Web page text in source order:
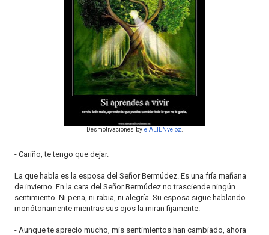
o
n
Desmotivaciones by elALIENveloz.
- Cariño, te tengo que dejar.
La que habla es la esposa del Señor Bermúdez. Es una fría mañana
de invierno. En la cara del Señor Bermúdez no trasciende ningún
sentimiento. Ni pena, ni rabia, ni alegría. Su esposa sigue hablando
monótonamente mientras sus ojos la miran fijamente.
- Aunque te aprecio mucho, mis sentimientos han cambiado, ahora